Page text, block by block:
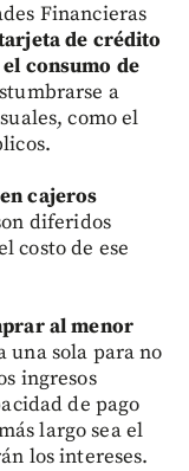
Financieras
de crédito
consumo de
a
como el
cajeros
diferidos
costo de ese
al menor
una sola para no
ingresos
de pago
largo sea el
los intereses.